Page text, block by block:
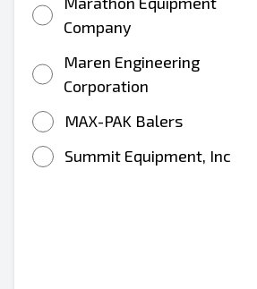
Company
Maren Engineering
Corporation
MAX-PAK Balers
Summit Equipment, Inc